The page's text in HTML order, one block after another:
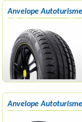
Anvelope Autoturisme
Anvelope